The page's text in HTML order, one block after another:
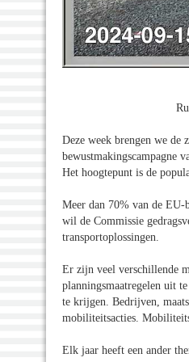
Deze week brengen we
bewustmakingscampagne
Het hoogtepunt is de
Meer dan 70% van de EU-
wil de Commissie
transportoplossingen.
Er zijn veel verschillende
planningsmaatregelen uit
te krijgen. Bedrijven,
mobiliteitsacties.
Elk jaar heeft een ander